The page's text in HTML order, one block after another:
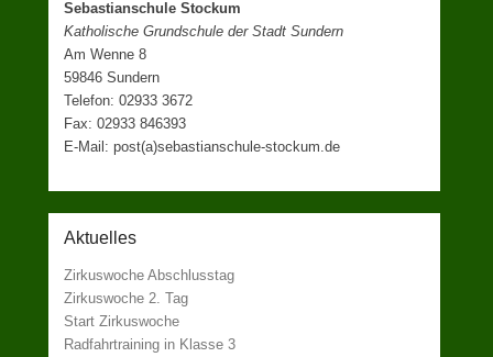
Sebastianschule Stockum
Katholische Grundschule der Stadt Sundern
Am Wenne 8
59846 Sundern
Telefon: 02933 3672
Fax: 02933 846393
E-Mail: post(a)sebastianschule-stockum.de
Aktuelles
Zirkuswoche Abschlusstag
Zirkuswoche 2. Tag
Start Zirkuswoche
Radfahrtraining in Klasse 3